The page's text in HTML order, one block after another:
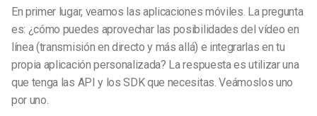
En primer lugar, veamos las aplicaciones móviles. La pregunta
es: ¿cómo puedes aprovechar las posibilidades del vídeo en
línea (transmisión en directo y más allá) e integrarlas en tu
propia aplicación personalizada? La respuesta es utilizar una
que tenga las API y los SDK que necesitas. Veámoslos uno
por uno.